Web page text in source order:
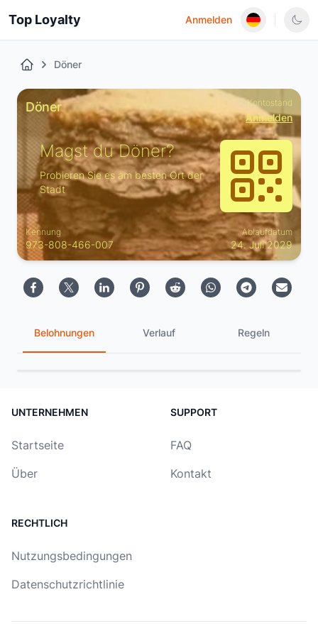
Top Loyalty Anmelden
Döner
Döner Kontostand
Anmelden
Magst du Döner?
Probieren Sie es am besten Ort der
Stadt
Kennung
973-808-466-007
Ablaufdatum
24. Juli 2029
Belohnungen Verlauf Regeln
UNTERNEHMEN
Startseite
Über
SUPPORT
FAQ
Kontakt
RECHTLICH
Nutzungsbedingungen
Datenschutzrichtlinie